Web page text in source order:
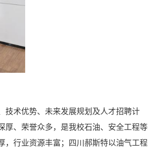
技术优势、未来发展规划及人才招聘计
厚、荣誉众多，是我校石油、安全工程等
，行业资源丰富；四川郝斯特以油气工程